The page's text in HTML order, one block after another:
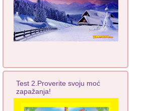
Test 2.Proverite svoju moć
zapažanja!